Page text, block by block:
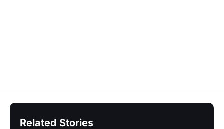
Related Stories